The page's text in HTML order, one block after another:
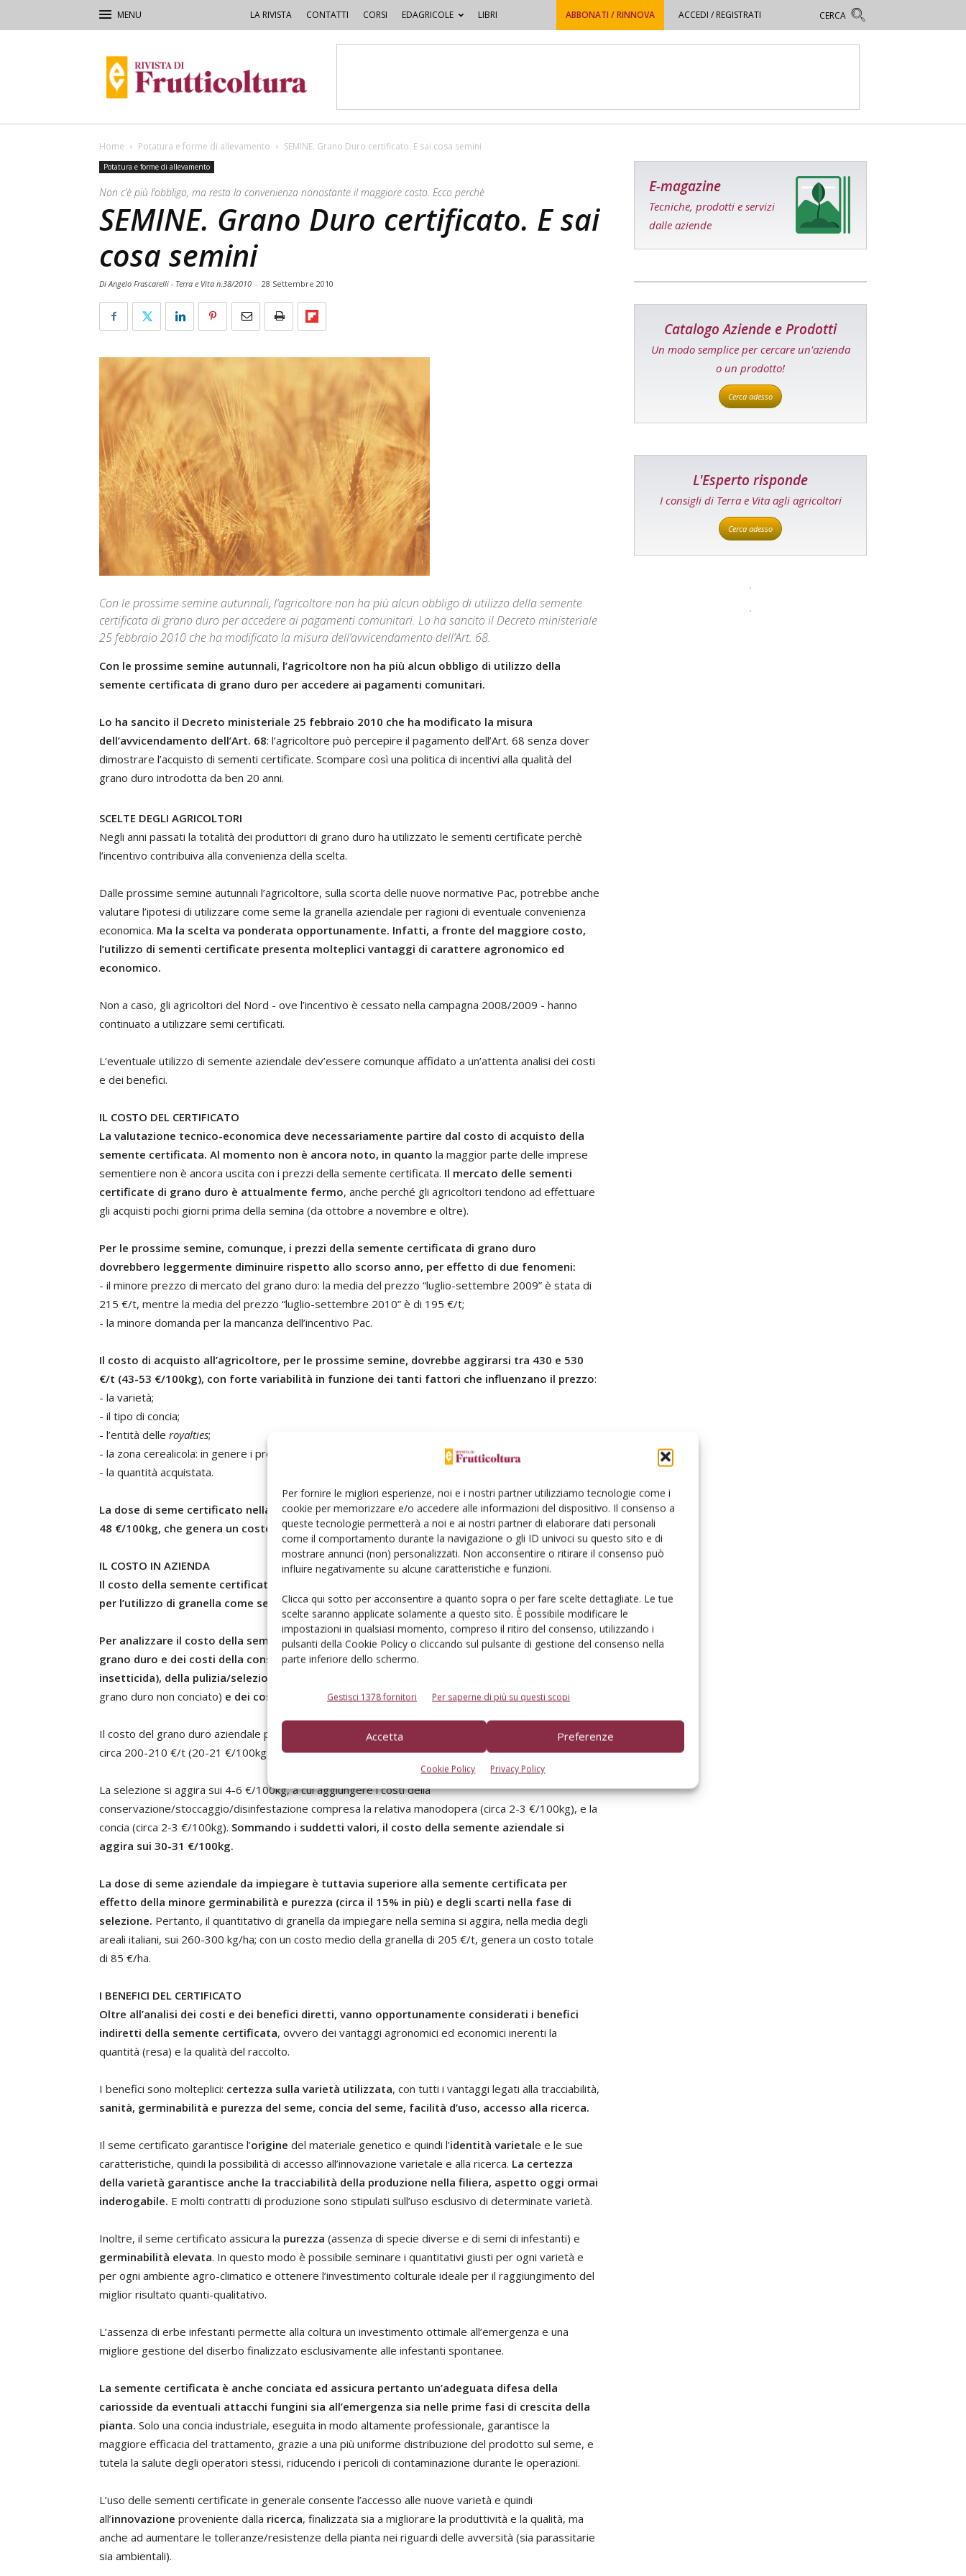
Per fornire le migliori esperienze, noi e i nostri partner utilizziamo tecnologie come i
cookie per memorizzare e/o accedere alle informazioni del dispositivo. Il consenso a
queste tecnologie permetterà a noi e ai nostri partner di elaborare dati personali
come il comportamento durante la navigazione o gli ID univoci su questo sito e di
mostrare annunci (non) personalizzati. Non acconsentire o ritirare il consenso può
influire negativamente su alcune caratteristiche e funzioni.
Clicca qui sotto per acconsentire a quanto sopra o per fare scelte dettagliate. Le tue
scelte saranno applicate solamente a questo sito. È possibile modificare le
impostazioni in qualsiasi momento, compreso il ritiro del consenso, utilizzando i
pulsanti della Cookie Policy o cliccando sul pulsante di gestione del consenso nella
parte inferiore dello schermo.
Gestisci 1378 fornitori Per saperne di più su questi scopi
Accetta Preferenze
Cookie Policy Privacy Policy
LA RIVISTA CONTATTI CORSI EDAGRICOLE LIBRI ABBONATI / RINNOVA ACCEDI / REGISTRATI
di
Frutticoltura
Home Potatura e forme di allevamento SEMINE. Grano Duro certificato. E sai cosa semini
Potatura e forme di allevamento
Non c’è più l’obbligo, ma resta la convenienza nonostante il maggiore costo. Ecco perchè
SEMINE. Grano Duro certificato. E sai
cosa semini
Di Angelo Frascarelli - Terra e Vita n.38/2010 - 28 Settembre 2010
Con le prossime semine autunnali, l’agricoltore non ha più alcun obbligo di utilizzo della semente
certificata di grano duro per accedere ai pagamenti comunitari. Lo ha sancito il Decreto ministeriale
25 febbraio 2010 che ha modificato la misura dell’avvicendamento dell’Art. 68.
Con le prossime semine autunnali, l’agricoltore non ha più alcun obbligo di utilizzo della
semente certificata di grano duro per accedere ai pagamenti comunitari.
Lo ha sancito il Decreto ministeriale 25 febbraio 2010 che ha modificato la misura
dell’avvicendamento dell’Art. 68: l’agricoltore può percepire il pagamento dell’Art. 68 senza dover
dimostrare l’acquisto di sementi certificate. Scompare così una politica di incentivi alla qualità del
grano duro introdotta da ben 20 anni.
SCELTE DEGLI AGRICOLTORI
Negli anni passati la totalità dei produttori di grano duro ha utilizzato le sementi certificate perchè
l’incentivo contribuiva alla convenienza della scelta.
Dalle prossime semine autunnali l’agricoltore, sulla scorta delle nuove normative Pac, potrebbe anche
valutare l’ipotesi di utilizzare come seme la granella aziendale per ragioni di eventuale convenienza
economica. Ma la scelta va ponderata opportunamente. Infatti, a fronte del maggiore costo,
l’utilizzo di sementi certificate presenta molteplici vantaggi di carattere agronomico ed
economico.
Non a caso, gli agricoltori del Nord - ove l’incentivo è cessato nella campagna 2008/2009 - hanno
continuato a utilizzare semi certificati.
L’eventuale utilizzo di semente aziendale dev’essere comunque affidato a un’attenta analisi dei costi
e dei benefici.
IL COSTO DEL CERTIFICATO
La valutazione tecnico-economica deve necessariamente partire dal costo di acquisto della
semente certificata. Al momento non è ancora noto, in quanto la maggior parte delle imprese
sementiere non è ancora uscita con i prezzi della semente certificata. Il mercato delle sementi
certificate di grano duro è attualmente fermo, anche perché gli agricoltori tendono ad effettuare
gli acquisti pochi giorni prima della semina (da ottobre a novembre e oltre).
Per le prossime semine, comunque, i prezzi della semente certificata di grano duro
dovrebbero leggermente diminuire rispetto allo scorso anno, per effetto di due fenomeni:
- il minore prezzo di mercato del grano duro: la media del prezzo “luglio-settembre 2009” è stata di
215 €/t, mentre la media del prezzo “luglio-settembre 2010” è di 195 €/t;
- la minore domanda per la mancanza dell’incentivo Pac.
Il costo di acquisto all’agricoltore, per le prossime semine, dovrebbe aggirarsi tra 430 e 530
€/t (43-53 €/100kg), con forte variabilità in funzione dei tanti fattori che influenzano il prezzo:
- la varietà;
- il tipo di concia;
- l’entità delle royalties;
- la zona cerealicola: in genere i prezzi sono più bassi al Sud rispetto al Centro-Nord;
- la quantità acquistata.
La dose di seme certificato nella media degli areali italiani è di 200 kg/ha a un prezzo medio di
48 €/100kg, che genera un costo di 96 €/ha.
IL COSTO IN AZIENDA
Il costo della semente certificata va raffrontato con il costo che l’agricoltore deve sostenere
per l’utilizzo di granella come seme.
Per analizzare il costo della semente aziendale, l’agricoltore deve tener conto del valore del
grano duro e dei costi della conservazione della granella in magazzino (trattamento
insetticida), della pulizia/selezione, del trattamento
grano duro non conciato) e dei costi della manipolazione della semente(manodopera e macchine).
Il costo del grano duro aziendale potrebbe essere valutato in base all’attuale prezzo di mercato,
circa 200-210 €/t (20-21 €/100kg).
La selezione si aggira sui 4-6 €/100kg, a cui aggiungere i costi della
conservazione/stoccaggio/disinfestazione compresa la relativa manodopera (circa 2-3 €/100kg), e la
concia (circa 2-3 €/100kg). Sommando i suddetti valori, il costo della semente aziendale si
aggira sui 30-31 €/100kg.
La dose di seme aziendale da impiegare è tuttavia superiore alla semente certificata per
effetto della minore germinabilità e purezza (circa il 15% in più) e degli scarti nella fase di
selezione. Pertanto, il quantitativo di granella da impiegare nella semina si aggira, nella media degli
areali italiani, sui 260-300 kg/ha; con un costo medio della granella di 205 €/t, genera un costo totale
di 85 €/ha.
I BENEFICI DEL CERTIFICATO
Oltre all’analisi dei costi e dei benefici diretti, vanno opportunamente considerati i benefici
indiretti della semente certificata, ovvero dei vantaggi agronomici ed economici inerenti la
quantità (resa) e la qualità del raccolto.
I benefici sono molteplici: certezza sulla varietà utilizzata, con tutti i vantaggi legati alla tracciabilità,
sanità, germinabilità e purezza del seme, concia del seme, facilità d’uso, accesso alla ricerca.
Il seme certificato garantisce l’origine del materiale genetico e quindi l’identità varietale e le sue
caratteristiche, quindi la possibilità di accesso all’innovazione varietale e alla ricerca. La certezza
della varietà garantisce anche la tracciabilità della produzione nella filiera, aspetto oggi ormai
inderogabile. E molti contratti di produzione sono stipulati sull’uso esclusivo di determinate varietà.
Inoltre, il seme certificato assicura la purezza (assenza di specie diverse e di semi di infestanti) e
germinabilità elevata. In questo modo è possibile seminare i quantitativi giusti per ogni varietà e
per ogni ambiente agro-climatico e ottenere l’investimento colturale ideale per il raggiungimento del
miglior risultato quanti-qualitativo.
L’assenza di erbe infestanti permette alla coltura un investimento ottimale all’emergenza e una
migliore gestione del diserbo finalizzato esclusivamente alle infestanti spontanee.
La semente certificata è anche conciata ed assicura pertanto un’adeguata difesa della
cariosside da eventuali attacchi fungini sia all’emergenza sia nelle prime fasi di crescita della
pianta. Solo una concia industriale, eseguita in modo altamente professionale, garantisce la
maggiore efficacia del trattamento, grazie a una più uniforme distribuzione del prodotto sul seme, e
tutela la salute degli operatori stessi, riducendo i pericoli di contaminazione durante le operazioni.
L’uso delle sementi certificate in generale consente l’accesso alle nuove varietà e quindi
all’innovazione proveniente dalla ricerca, finalizzata sia a migliorare la produttività e la qualità, ma
anche ad aumentare le tolleranze/resistenze della pianta nei riguardi delle avversità (sia parassitarie
sia ambientali).
E-magazine
Tecniche, prodotti e servizi
dalle aziende
Catalogo Aziende e Prodotti
Un modo semplice per cercare un'azienda
o un prodotto!
Cerca adesso
L'Esperto risponde
I consigli di Terra e Vita agli agricoltori
Cerca adesso